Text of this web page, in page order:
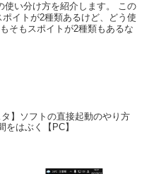
使い分け方を紹介します。 この
イトが2種類あるけど、どう使
そもスポイトが2種類もあるな
タ】ソフトの直接起動のやり方
をはぶく【PC】